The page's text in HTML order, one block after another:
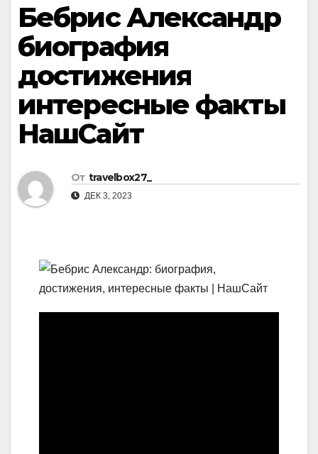
Бебрис Александр
биография
достижения
интересные факты
НашСайт
От travelbox27_
ДЕК 3, 2023